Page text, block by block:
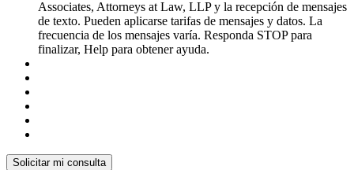
Associates, Attorneys at Law, LLP y la recepción de mensajes
de texto. Pueden aplicarse tarifas de mensajes y datos. La
frecuencia de los mensajes varía. Responda STOP para
finalizar, Help para obtener ayuda.